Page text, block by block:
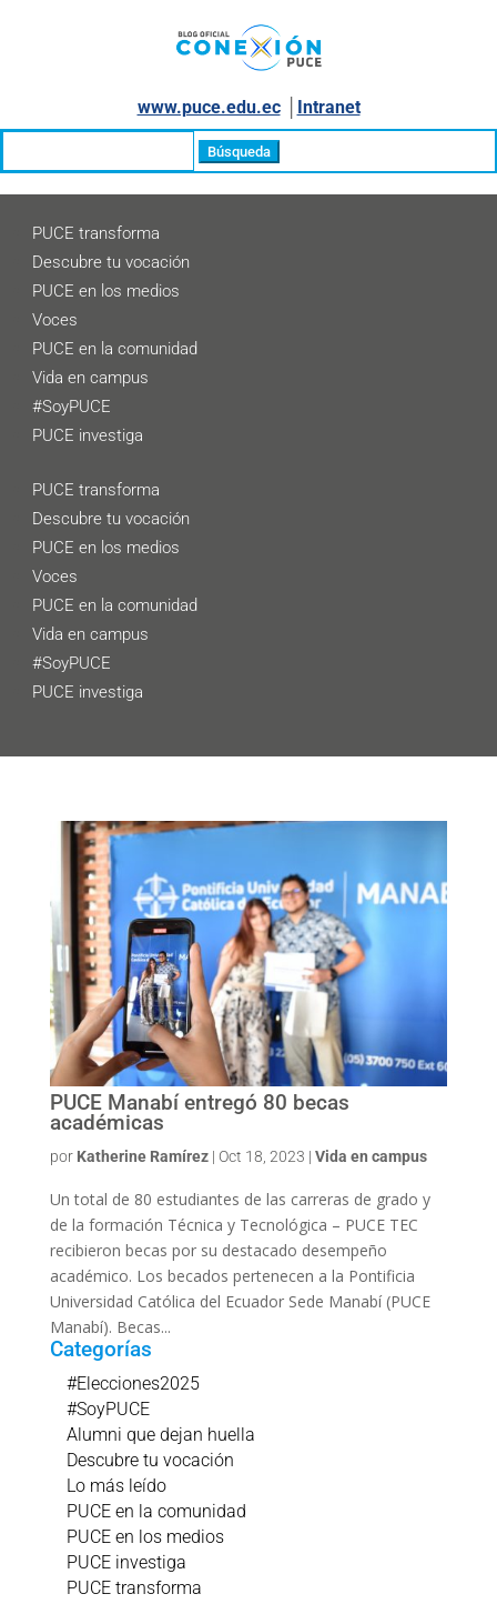
www.puce.edu.ec│ Intranet
PUCE transforma
Descubre tu vocación
PUCE en los medios
Voces
PUCE en la comunidad
Vida en campus
#SoyPUCE
PUCE investiga
PUCE transforma
Descubre tu vocación
PUCE en los medios
Voces
PUCE en la comunidad
Vida en campus
#SoyPUCE
PUCE investiga
PUCE Manabí entregó 80 becas
académicas
por Katherine Ramírez| Oct 18, 2023 | Vida en campus
Un total de 80 estudiantes de las carreras de grado y
de la formación Técnica y Tecnológica – PUCE TEC
recibieron becas por su destacado desempeño
académico. Los becados pertenecen a la Pontificia
Universidad Católica del Ecuador Sede Manabí (PUCE
Manabí). Becas...
Categorías
#Elecciones2025
#SoyPUCE
Alumni que dejan huella
Descubre tu vocación
Lo más leído
PUCE en la comunidad
PUCE en los medios
PUCE investiga
PUCE transforma